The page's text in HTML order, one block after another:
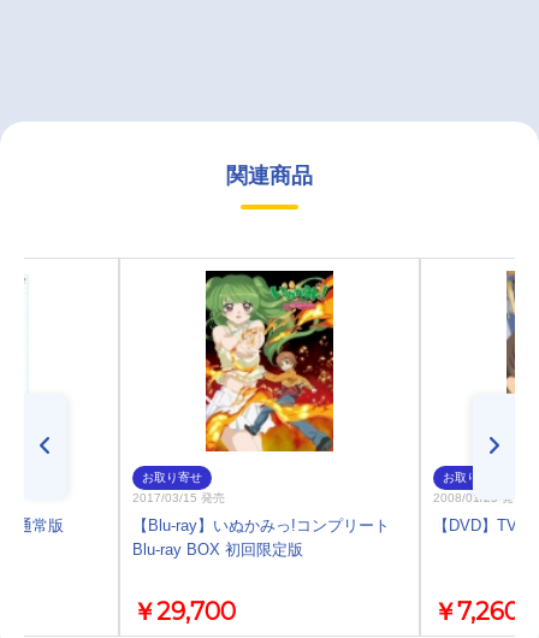
関連商品
通常版
お取り寄せ
2017/03/15 発売
【Blu-ray】いぬかみっ!コンプリート
Blu-ray BOX 初回限定版
￥29,700
お取り寄せ
2008/01/25 発売
【DVD】TV
￥7,260